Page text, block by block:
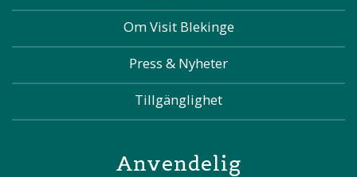
Om Visit Blekinge
Press & Nyheter
Tillgänglighet
Anvendelig